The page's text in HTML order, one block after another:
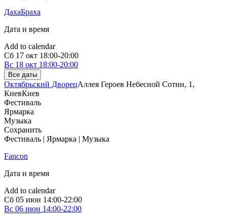
ДахаБраха
Дата и время
Add to calendar
Сб 17 окт 18:00-20:00
Вс 18 окт 18:00-20:00
Все даты
Октябрьский ДворецАллея Героев Небесной Сотни, 1,
КиевКиев
Фестиваль
Ярмарка
Музыка
Сохранить
Фестиваль | Ярмарка | Музыка
Fancon
Дата и время
Add to calendar
Сб 05 июн 14:00-22:00
Вс 06 июн 14:00-22:00